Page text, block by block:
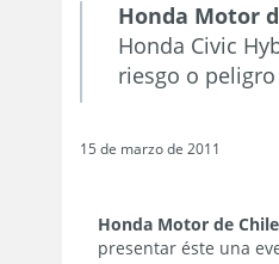
Honda Motor
Honda Civic
riesgo o
15 de marzo de 2011
Honda Motor de
presentar éste una